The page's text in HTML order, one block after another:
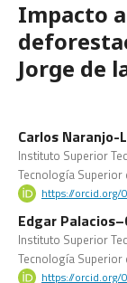
Impacto
Jorge de
Carlos Naranjo-
Instituto Superior
Tecnología
https://
Edgar
Instituto Superior
Tecnología Superior
https://